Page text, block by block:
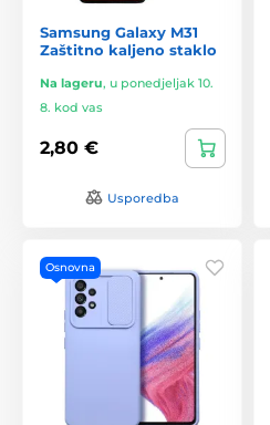
Samsung Galaxy M31
Zaštitno kaljeno staklo
Na lageru, u ponedjeljak 10.
8. kod vas
2,80 €
Usporedba
Osnovna